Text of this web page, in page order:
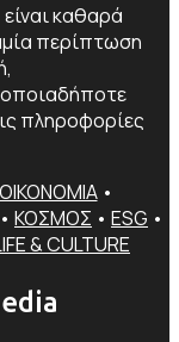
καθαρά
περίπτωση
οποιαδήποτε
πληροφορίες
•
• ΚΟΣΜΟΣ • ESG •
& CULTURE